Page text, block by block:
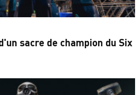
sacre de champion du Six